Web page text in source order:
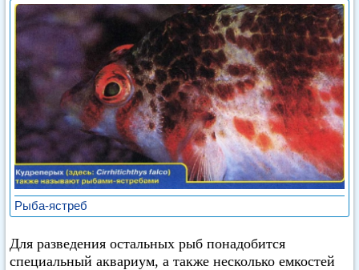
Рыба-ястреб
Для разведения остальных рыб понадобится
специальный аквариум, а также несколько емкостей